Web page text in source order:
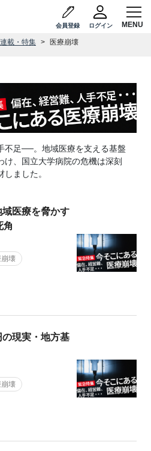
会員登録 ログイン
連載・特集 医療崩壊
不足──。地域医療を支える基盤
け、国立大学病院の危機は深刻
ました。
域医療を脅かす
角
崩壊
の現実・地方基
崩壊